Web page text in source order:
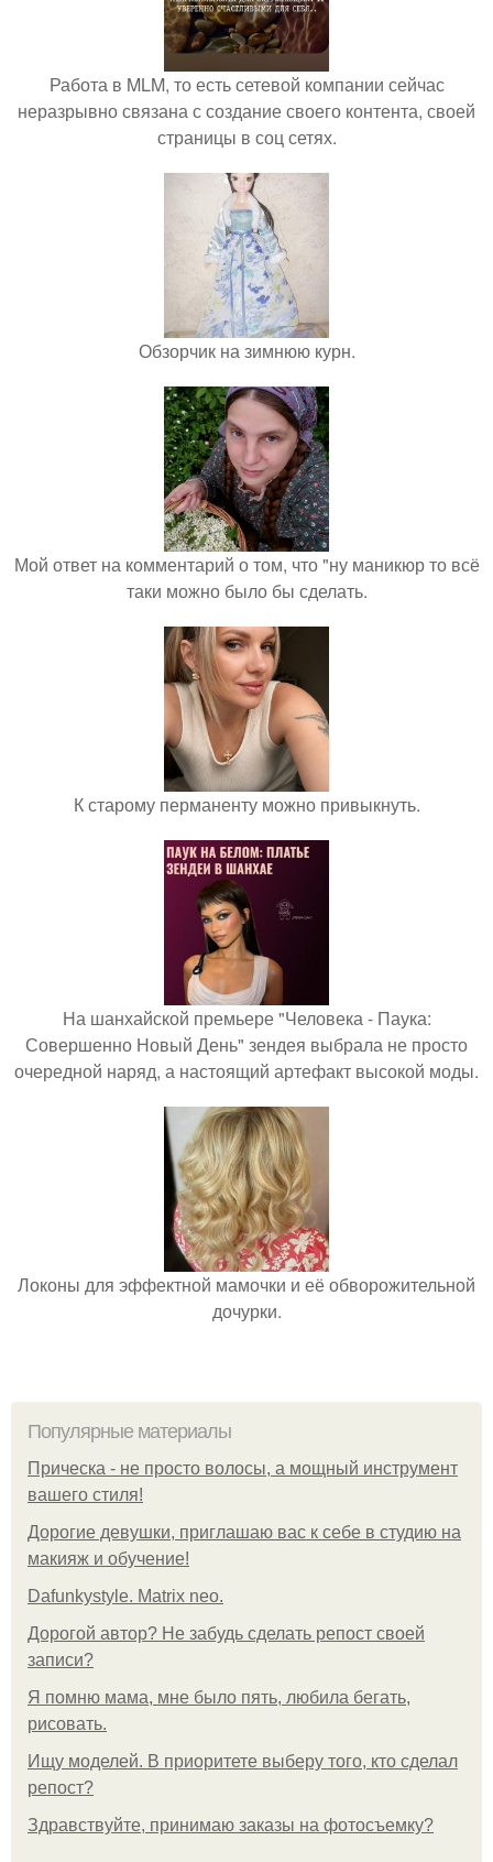
Работа в MLM, то есть сетевой компании сейчас
неразрывно связана с создание своего контента, своей
страницы в соц сетях.
Обзорчик на зимнюю курн.
Мой ответ на комментарий о том, что "ну маникюр то всё
таки можно было бы сделать.
К старому перманенту можно привыкнуть.
На шанхайской премьере "Человека - Паука:
Совершенно Новый День" зендея выбрала не просто
очередной наряд, а настоящий артефакт высокой моды.
Локоны для эффектной мамочки и её обворожительной
дочурки.
Популярные материалы
Прическа - не просто волосы, а мощный инструмент
вашего стиля!
Дорогие девушки, приглашаю вас к себе в студию на
макияж и обучение!
Dafunkystyle. Matrix neo.
Дорогой автор? Не забудь сделать репост своей
записи?
Я помню мама, мне было пять, любила бегать,
рисовать.
Ищу моделей. В приоритете выберу того, кто сделал
репост?
Здравствуйте, принимаю заказы на фотосъемку?